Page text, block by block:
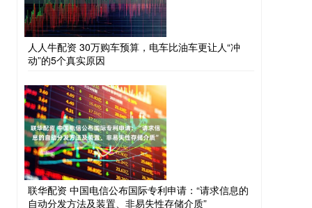
人人牛配资 30万购车预算，电车比油车更让人“冲
动”的5个真实原因
联华配资 中国电信公布国际专利申请：“请求信息的
自动分发方法及装置、非易失性存储介质”